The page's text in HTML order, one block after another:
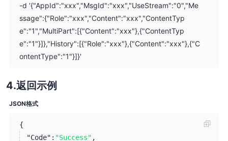
-d '{"AppId":"xxx","MsgId":"xxx","UseStream":"0","Me
ssage":{"Role":"xxx","Content":"xxx","ContentTyp
e":"1","MultiPart":[{"Content":"xxx"},{"ContentTyp
e":"1"}]},"History":[{"Role":"xxx"},{"Content":"xxx"},{"C
ontentType":"1"}]}'
返回示例
JSON格式
{
"Code": "Success" ,